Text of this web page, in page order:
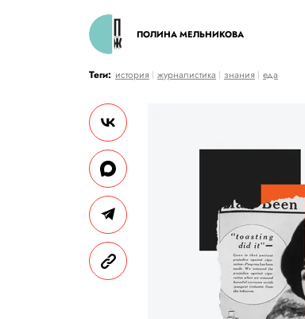
ПОЛИНА МЕЛЬНИКОВА
Теги: история журналистика знания еда